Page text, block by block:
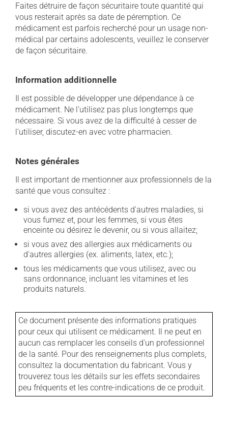
Faites détruire de façon sécuritaire toute quantité qui
vous resterait après sa date de péremption. Ce
médicament est parfois recherché pour un usage non-
médical par certains adolescents, veuillez le conserver
de façon sécuritaire.
Information additionnelle
Il est possible de développer une dépendance à ce
médicament. Ne l'utilisez pas plus longtemps que
nécessaire. Si vous avez de la difficulté à cesser de
l'utiliser, discutez-en avec votre pharmacien.
Notes générales
Il est important de mentionner aux professionnels de la
santé que vous consultez :
si vous avez des antécédents d'autres maladies, si
vous fumez et, pour les femmes, si vous êtes
enceinte ou désirez le devenir, ou si vous allaitez;
si vous avez des allergies aux médicaments ou
d'autres allergies (ex. aliments, latex, etc.);
tous les médicaments que vous utilisez, avec ou
sans ordonnance, incluant les vitamines et les
produits naturels.
Ce document présente des informations pratiques
pour ceux qui utilisent ce médicament. Il ne peut en
aucun cas remplacer les conseils d'un professionnel
de la santé. Pour des renseignements plus complets,
consultez la documentation du fabricant. Vous y
trouverez tous les détails sur les effets secondaires
peu fréquents et les contre-indications de ce produit.